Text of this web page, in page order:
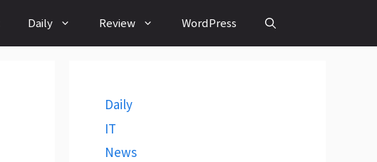
Daily Review WordPress
Daily
IT
News